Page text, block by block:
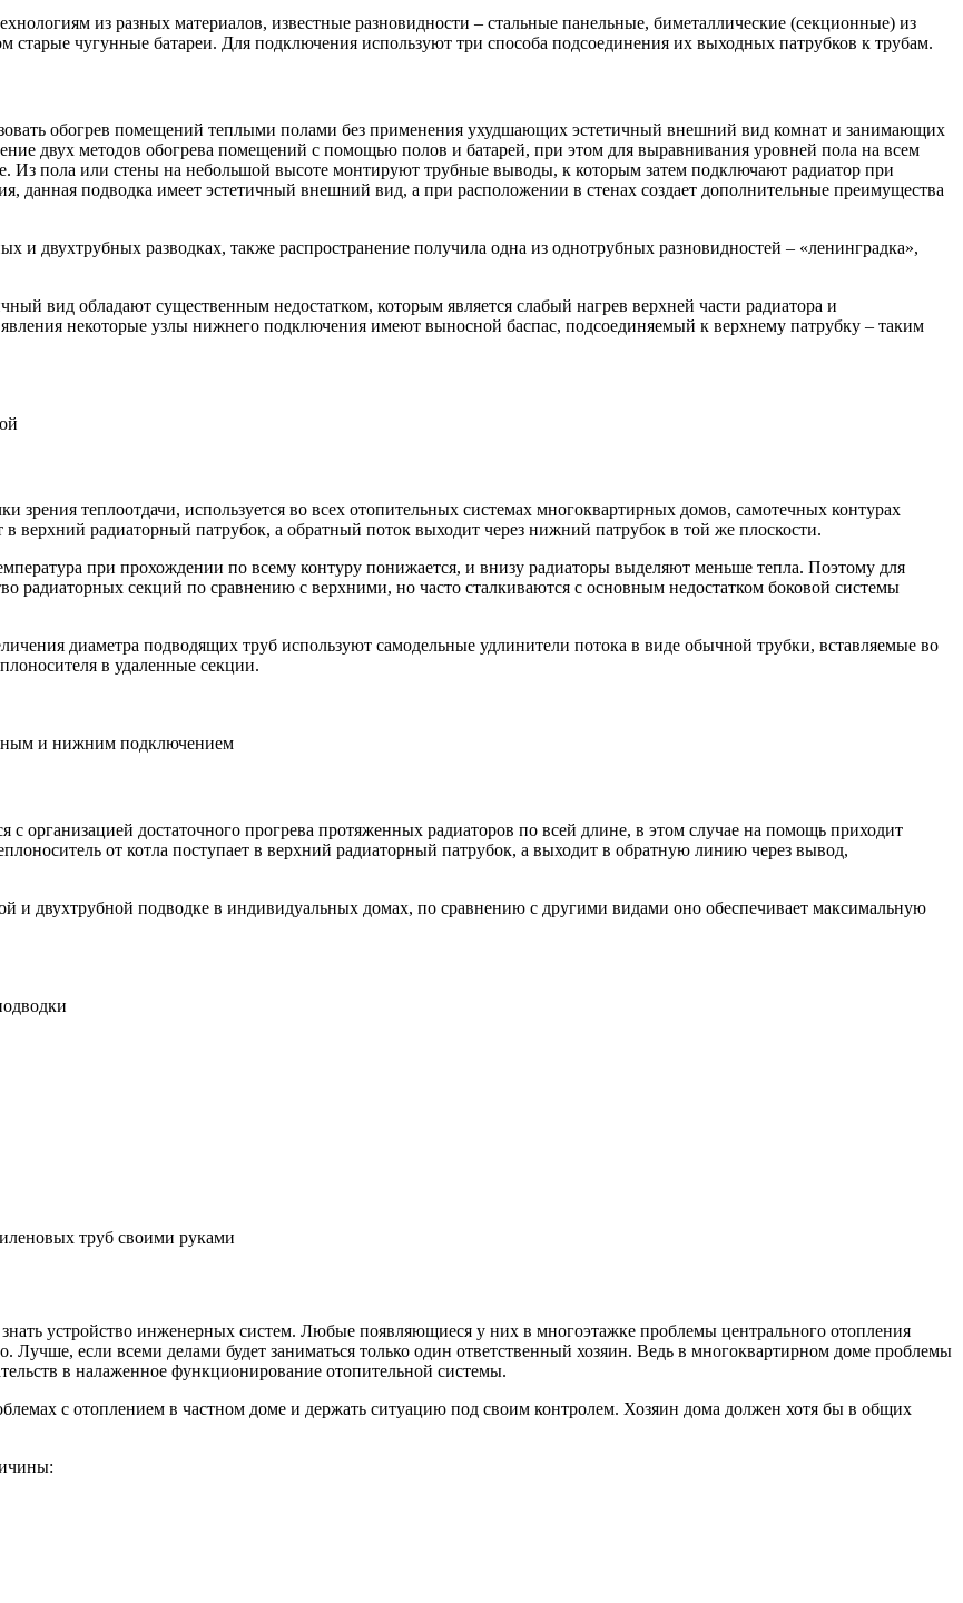
из разных материалов, известные разновидности – стальные панельные, биметаллические (секционные) из
чугунные батареи. Для подключения используют три способа подсоединения их выходных патрубков к трубам.
обогрев помещений теплыми полами без применения ухудшающих эстетичный внешний вид комнат и занимающих
двух методов обогрева помещений с помощью полов и батарей, при этом для выравнивания уровней пола на всем
Из пола или стены на небольшой высоте монтируют трубные выводы, к которым затем подключают радиатор при
данная подводка имеет эстетичный внешний вид, а при расположении в стенах создает дополнительные преимущества
и двухтрубных разводках, также распространение получила одна из однотрубных разновидностей – «ленинградка»,
вид обладают существенным недостатком, которым является слабый нагрев верхней части радиатора и
явления некоторые узлы нижнего подключения имеют выносной баспас, подсоединяемый к верхнему патрубку – таким
теплоотдачи, используется во всех отопительных системах многоквартирных домов, самотечных контурах
верхний радиаторный патрубок, а обратный поток выходит через нижний патрубок в той же плоскости.
при прохождении по всему контуру понижается, и внизу радиаторы выделяют меньше тепла. Поэтому для
радиаторных секций по сравнению с верхними, но часто сталкиваются с основным недостатком боковой системы
диаметра подводящих труб используют самодельные удлинители потока в виде обычной трубки, вставляемые во
в удаленные секции.
и нижним подключением
с организацией достаточного прогрева протяженных радиаторов по всей длине, в этом случае на помощь приходит
от котла поступает в верхний радиаторный патрубок, а выходит в обратную линию через вывод,
и двухтрубной подводке в индивидуальных домах, по сравнению с другими видами оно обеспечивает максимальную
труб своими руками
устройство инженерных систем. Любые появляющиеся у них в многоэтажке проблемы центрального отопления
если всеми делами будет заниматься только один ответственный хозяин. Ведь в многоквартирном доме проблемы
в налаженное функционирование отопительной системы.
с отоплением в частном доме и держать ситуацию под своим контролем. Хозяин дома должен хотя бы в общих